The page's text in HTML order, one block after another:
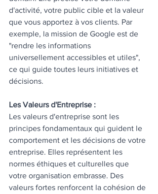
d'activité, votre public cible et la valeur
que vous apportez à vos clients. Par
exemple, la mission de Google est de
"rendre les informations
universellement accessibles et utiles",
ce qui guide toutes leurs initiatives et
décisions.
Les Valeurs d'Entreprise :
Les valeurs d'entreprise sont les
principes fondamentaux qui guident le
comportement et les décisions de votre
entreprise. Elles représentent les
normes éthiques et culturelles que
votre organisation embrasse. Des
valeurs fortes renforcent la cohésion de